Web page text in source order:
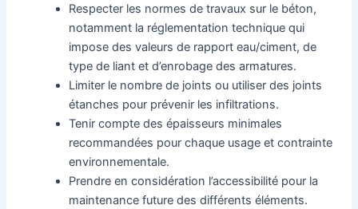
Respecter les normes de travaux sur le béton,
notamment la réglementation technique qui
impose des valeurs de rapport eau/ciment, de
type de liant et d’enrobage des armatures.
Limiter le nombre de joints ou utiliser des joints
étanches pour prévenir les infiltrations.
Tenir compte des épaisseurs minimales
recommandées pour chaque usage et contrainte
environnementale.
Prendre en considération l’accessibilité pour la
maintenance future des différents éléments.